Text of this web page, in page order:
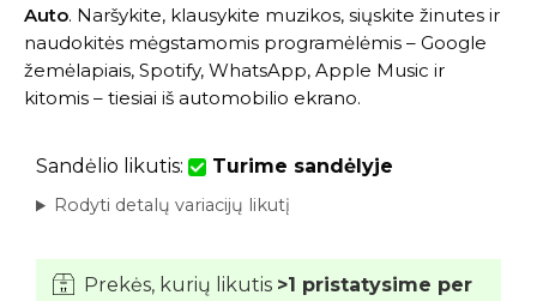
Auto. Naršykite, klausykite muzikos, siųskite žinutes ir
naudokitės mėgstamomis programėlėmis – Google
žemėlapiais, Spotify, WhatsApp, Apple Music ir
kitomis – tiesiai iš automobilio ekrano.
Sandėlio likutis: Turime sandėlyje
Rodyti detalų variacijų likutį
Prekės, kurių likutis >1 pristatysime per